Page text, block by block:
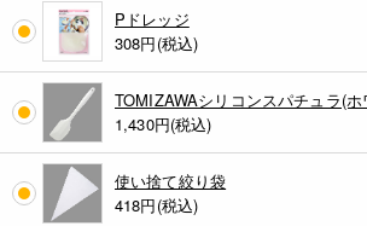
Pドレッジ
308円(税込)
TOMIZAWAシリコンスパチュラ(
1,430円(税込)
使い捨て絞り袋
418円(税込)